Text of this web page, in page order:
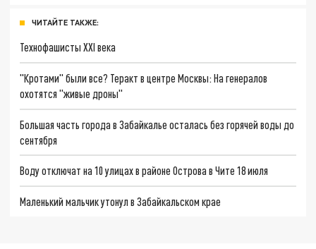
ЧИТАЙТЕ ТАКЖЕ:
Технофашисты XXI века
"Кротами" были все? Теракт в центре Москвы: На генералов
охотятся "живые дроны"
Большая часть города в Забайкалье осталась без горячей воды до
сентября
Воду отключат на 10 улицах в районе Острова в Чите 18 июля
Маленький мальчик утонул в Забайкальском крае